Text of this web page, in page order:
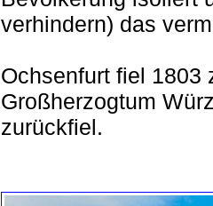
verhindern) das
Ochsenfurt fiel 1803
Großherzogtum
zurückfiel.